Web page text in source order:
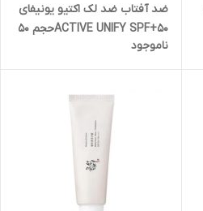
ضد آفتاب ضد لک اکتیو یونیفای
ACTIVE UNIFY SPF+50‌حجم 50
میل(بسته بندی جدید)
ناموجود